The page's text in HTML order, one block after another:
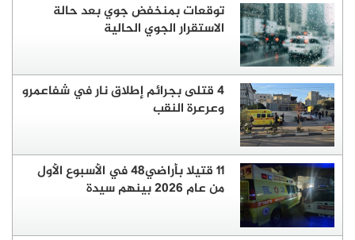
توقعات بمنخفض جوي بعد حالة
الاستقرار الجوي الحالية
4 قتلى بجرائم إطلاق نار في شفاعمرو
وعرعرة النقب
11 قتيلا بأراضي48 في الأسبوع الأول
من عام 2026 بينهم سيدة